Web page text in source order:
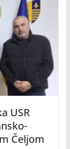
USR
Čeljom